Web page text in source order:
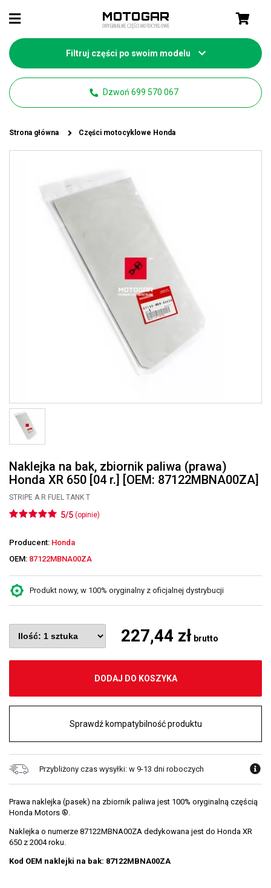
Filtruj części po swoim modelu
Dzwoń 699 570 067
Strona główna Części motocyklowe Honda
Naklejka na bak, zbiornik paliwa (prawa)
Honda XR 650 [04 r.] [OEM: 87122MBNA00ZA]
STRIPE A R FUEL TANK T
5/5 (opinie)
Producent: Honda
OEM: 87122MBNA00ZA
Produkt nowy, w 100% oryginalny z oficjalnej dystrybucji
227,44 zł brutto
DODAJ DO KOSZYKA
Sprawdź kompatybilność produktu
Przybliżony czas wysyłki: w 9-13 dni roboczych
Prawa naklejka (pasek) na zbiornik paliwa jest 100% oryginalną częścią
Honda Motors ®.
Naklejka o numerze 87122MBNA00ZA dedykowana jest do Honda XR
650 z 2004 roku.
Kod OEM naklejki na bak: 87122MBNA00ZA